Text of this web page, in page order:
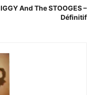
IGGY And The STOOGES –
Définitif